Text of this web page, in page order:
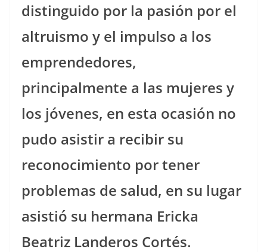
distinguido por la pasión por el
altruismo y el impulso a los
emprendedores,
principalmente a las mujeres y
los jóvenes, en esta ocasión no
pudo asistir a recibir su
reconocimiento por tener
problemas de salud, en su lugar
asistió su hermana Ericka
Beatriz Landeros Cortés.